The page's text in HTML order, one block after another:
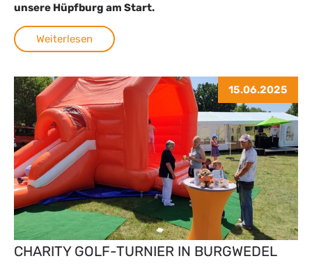
unsere Hüpfburg am Start.
Weiterlesen
15.06.2025
CHARITY GOLF-TURNIER IN BURGWEDEL